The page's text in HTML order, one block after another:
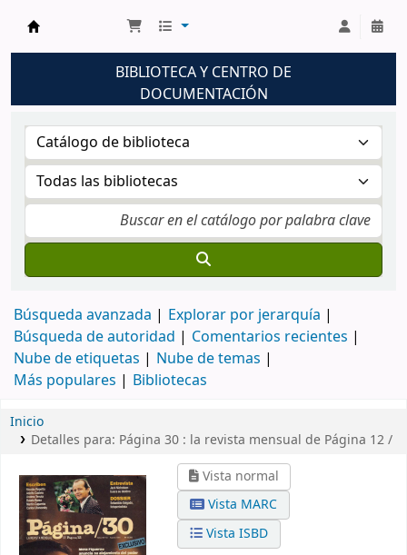
Biblioteca UNM
BIBLIOTECA Y CENTRO DE
DOCUMENTACIÓN
Búsqueda avanzada
Explorar por jerarquía
Búsqueda de autoridad
Comentarios recientes
Nube de etiquetas
Nube de temas
Más populares
Bibliotecas
Inicio
Detalles para: Página 30 : la revista mensual de Página 12 /
Vista normal
Vista MARC
Vista ISBD